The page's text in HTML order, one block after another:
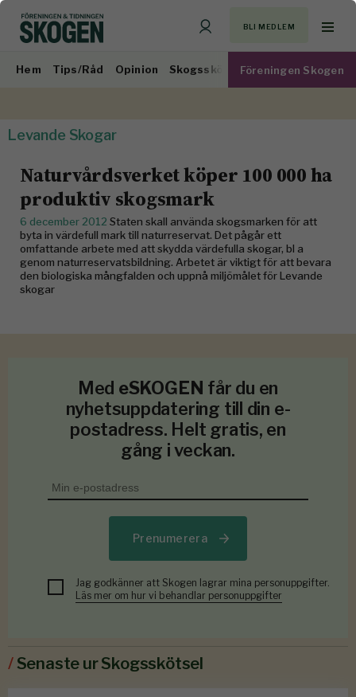
BLI MEDLEM
Hem Tips/Råd Opinion Skogsskötsel Virkesmarknad
Föreningen Skogen
Levande Skogar
Naturvårdsverket köper 100 000 ha
produktiv skogsmark
6 december 2012 Staten skall använda skogsmarken för att
byta in värdefull mark till naturreservat. Det pågår ett
omfattande arbete med att skydda värdefulla skogar, bl a
genom naturreservatsbildning. Arbetet är viktigt för att bevara
den biologiska mångfalden och uppnå miljömålet för Levande
skogar
Med eSKOGEN får du en
nyhetsuppdatering till din e-
postadress. Helt gratis, en
gång i veckan.
Prenumerera
Jag godkänner att Skogen lagrar mina personuppgifter.
Läs mer om hur vi behandlar personuppgifter
/Senaste ur Skogsskötsel